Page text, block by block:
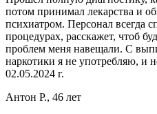
потом принимал лекарства и
психиатром. Персонал всегда
процедурах, расскажет, чтоб
проблем меня навещали. С
наркотики я не употребляю, и
02.05.2024 г.
Антон Р., 46 лет